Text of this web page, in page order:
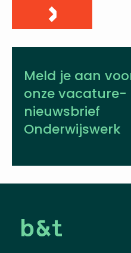
Meld je aan
onze vacature­
nieuwsbrief
Onderwijswerk